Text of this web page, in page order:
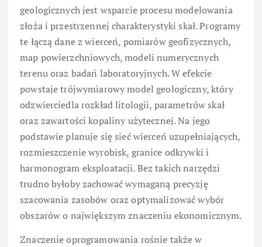
geologicznych jest wsparcie procesu modelowania
złoża i przestrzennej charakterystyki skał. Programy
te łączą dane z wierceń, pomiarów geofizycznych,
map powierzchniowych, modeli numerycznych
terenu oraz badań laboratoryjnych. W efekcie
powstaje trójwymiarowy model geologiczny, który
odzwierciedla rozkład litologii, parametrów skał
oraz zawartości kopaliny użytecznej. Na jego
podstawie planuje się sieć wierceń uzupełniających,
rozmieszczenie wyrobisk, granice odkrywki i
harmonogram eksploatacji. Bez takich narzędzi
trudno byłoby zachować wymaganą precyzję
szacowania zasobów oraz optymalizować wybór
obszarów o największym znaczeniu ekonomicznym.
Znaczenie oprogramowania rośnie także w